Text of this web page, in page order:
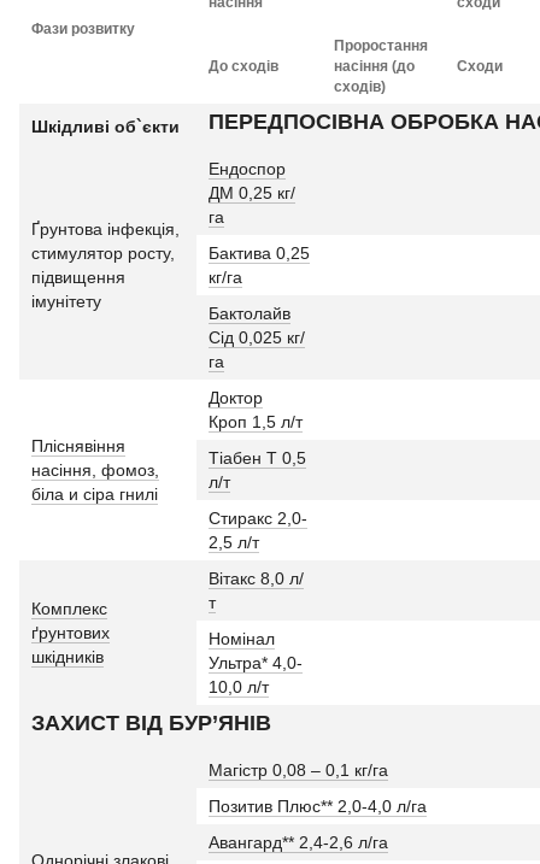
Фази розвитку
До сходів
Проростання
насіння (до
сходів)
Сходи
Шкідливі об`єкти ПЕРЕДПОСІВНА ОБРОБКА
Ґрунтова інфекція,
стимулятор росту,
підвищення
імунітету
Ендоспор
ДМ 0,25 кг/
га
Бактива 0,25
кг/га
Бактолайв
Сід 0,025 кг/
га
Пліснявіння
насіння, фомоз,
біла и сіра гнилі
Доктор
Кроп 1,5 л/т
Тіабен Т 0,5
л/т
Стиракс 2,0-
2,5 л/т
Комплекс
ґрунтових
шкідників
Вітакс 8,0 л/
т
Номінал
Ультра* 4,0-
10,0 л/т
ЗАХИСТ ВІД БУР’ЯНІВ
Магістр 0,08 – 0,1 кг/га
Позитив Плюс** 2,0-4,0 л/га
Авангард** 2,4-2,6 л/га